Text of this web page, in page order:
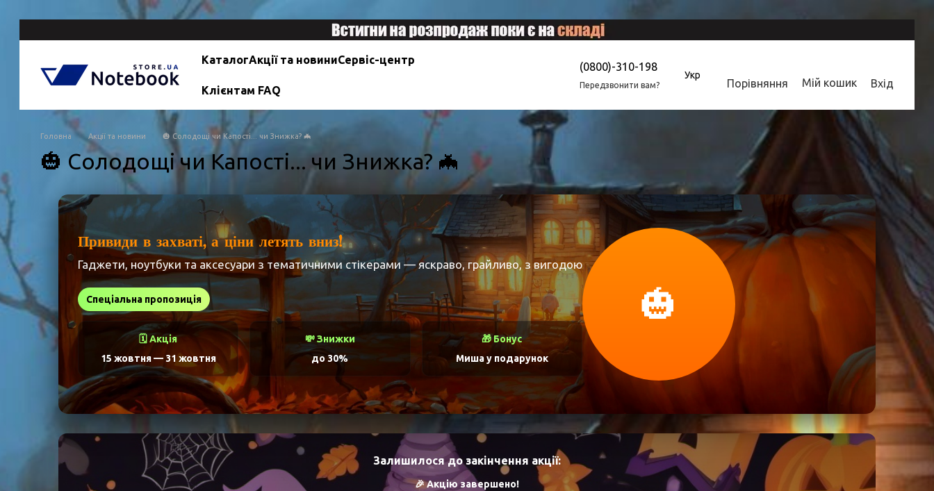
КаталогАкції та новиниСервіс-центр
Клієнтам FAQ
(0800)-310-198
Передзвонити вам?
Укр
Порівняння Мій кошик Вхід
Головна Акції та новини 🎃 Солодощі чи Капості... чи Знижка? 🦇
🎃 Солодощі чи Капості... чи Знижка? 🦇
Привиди в захваті, а ціни летять вниз!
Гаджети, ноутбуки та аксесуари з тематичними стікерами — яскраво, грайливо, з вигодою
Спеціальна пропозиція
🗓️ Акція
15 жовтня— 31 жовтня
💸 Знижки
до 30%
🎁 Бонус
Миша у подарунок
🎃
Залишилося до закінчення акції:
🎉 Акцію завершено!